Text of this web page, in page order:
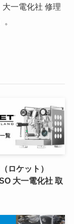
一電化社 修理
ロケット）
大一電化社 取